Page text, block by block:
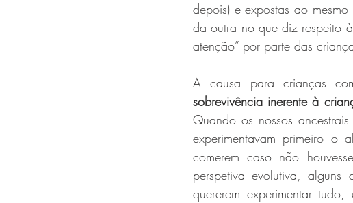
depois) e expostas ao
da outra no que diz respeito
atenção” por parte das
A causa para crianças
sobrevivência inerente à
Quando os nossos
experimentavam primeiro o
comerem caso não
perspetiva evolutiva,
quererem experimentar